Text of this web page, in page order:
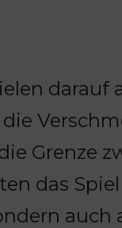
darauf
Grenze
das
auch